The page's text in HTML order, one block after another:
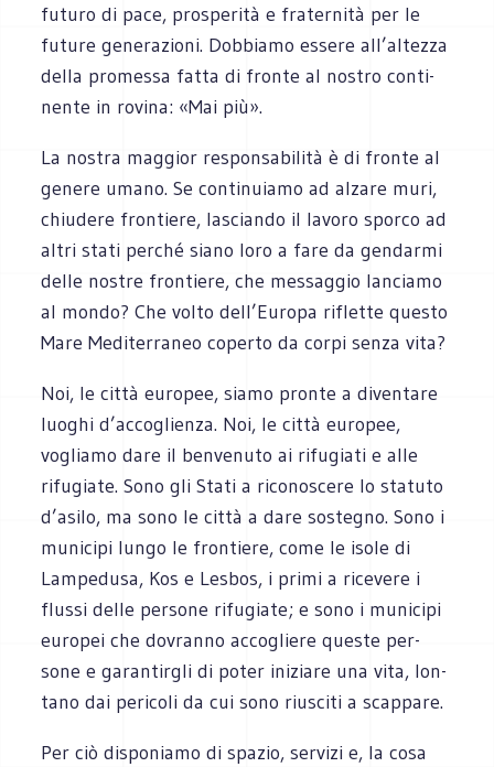
futuro di pace, pro­spe­rità e fra­ter­nità per le
future gene­ra­zioni. Dob­biamo essere all’altezza
della pro­messa fatta di fronte al nostro con­ti­
nente in rovina: «Mai più».
La nostra mag­gior respon­sa­bi­lità è di fronte al
genere umano. Se con­ti­nuiamo ad alzare muri,
chiu­dere fron­tiere, lasciando il lavoro sporco ad
altri stati per­ché siano loro a fare da gen­darmi
delle nostre fron­tiere, che mes­sag­gio lan­ciamo
al mondo? Che volto dell’Europa riflette que­sto
Mare Medi­ter­ra­neo coperto da corpi senza vita?
Noi, le città euro­pee, siamo pronte a diven­tare
luo­ghi d’accoglienza. Noi, le città euro­pee,
vogliamo dare il ben­ve­nuto ai rifu­giati e alle
rifu­giate. Sono gli Stati a rico­no­scere lo sta­tuto
d’asilo, ma sono le città a dare soste­gno. Sono i
muni­cipi lungo le fron­tiere, come le isole di
Lam­pe­dusa, Kos e Lesbos, i primi a rice­vere i
flussi delle per­sone rifu­giate; e sono i muni­cipi
euro­pei che dovranno acco­gliere que­ste per­
sone e garan­tir­gli di poter ini­ziare una vita, lon­
tano dai peri­coli da cui sono riu­sciti a scappare.
Per ciò dispo­niamo di spa­zio, ser­vizi e, la cosa